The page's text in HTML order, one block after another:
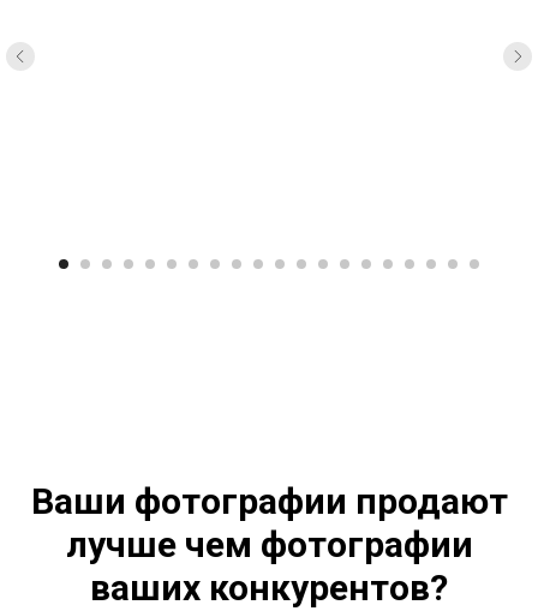
Ваши фотографии продают
лучше чем фотографии
ваших конкурентов?